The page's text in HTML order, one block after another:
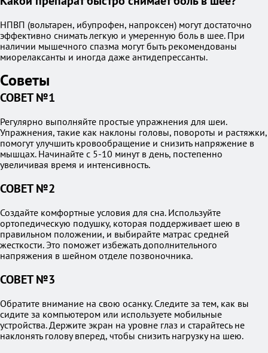
НПВП (вольтарен, ибупрофен, напроксен) могут достаточно
эффективно снимать легкую и умеренную боль в шее. При
наличии мышечного спазма могут быть рекомендованы
миорелаксанты и иногда даже антидепрессанты.
Советы
СОВЕТ №1
Регулярно выполняйте простые упражнения для шеи.
Упражнения, такие как наклоны головы, повороты и растяжки,
помогут улучшить кровообращение и снизить напряжение в
мышцах. Начинайте с 5-10 минут в день, постепенно
увеличивая время и интенсивность.
СОВЕТ №2
Создайте комфортные условия для сна. Используйте
ортопедическую подушку, которая поддерживает шею в
правильном положении, и выбирайте матрас средней
жесткости. Это поможет избежать дополнительного
напряжения в шейном отделе позвоночника.
СОВЕТ №3
Обратите внимание на свою осанку. Следите за тем, как вы
сидите за компьютером или используете мобильные
устройства. Держите экран на уровне глаз и старайтесь не
наклонять голову вперед, чтобы снизить нагрузку на шею.